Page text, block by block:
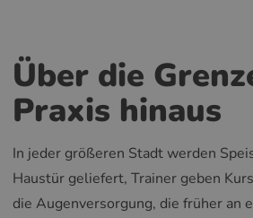
Über die
Praxis hinaus
In jeder größeren Stadt werden
Haustür geliefert, Trainer geben
die Augenversorgung, die früher an